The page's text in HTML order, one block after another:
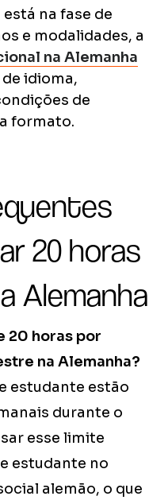
na fase de
e modalidades, a
na Alemanha
idioma,
de
formato.
20 horas
Alemanha
20 horas por
na Alemanha?
estudante estão
durante o
esse limite
estudante no
alemão, o que